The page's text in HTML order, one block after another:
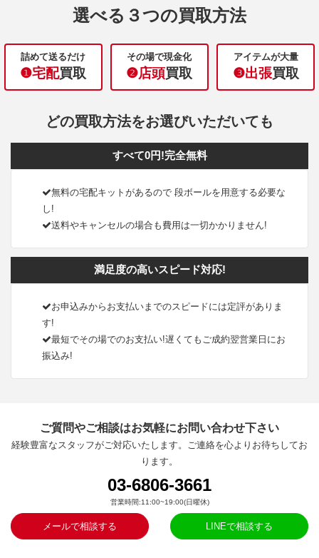
選べる３つの買取方法
詰めて送るだけ
❶宅配買取
その場で現金化
❷店頭買取
アイテムが大量
❸出張買取
どの買取方法をお選びいただいても
すべて0円!完全無料
無料の宅配キットがあるので 段ボールを用意する必要な
し!
送料やキャンセルの場合も費用は一切かかりません!
満足度の高いスピード対応!
お申込みからお支払いまでのスピードには定評がありま
す!
最短でその場でのお支払い!遅くてもご成約翌営業日にお
振込み!
ご質問やご相談はお気軽にお問い合わせ下さい
経験豊富なスタッフがご対応いたします。ご連絡を心よりお待ちしてお
ります。
03-6806-3661
営業時間:11:00~19:00(日曜休)
メールで相談する LINEで相談する